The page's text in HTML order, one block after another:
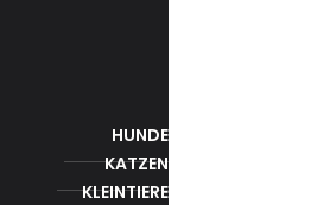
HUNDE
KATZEN
KLEINTIERE